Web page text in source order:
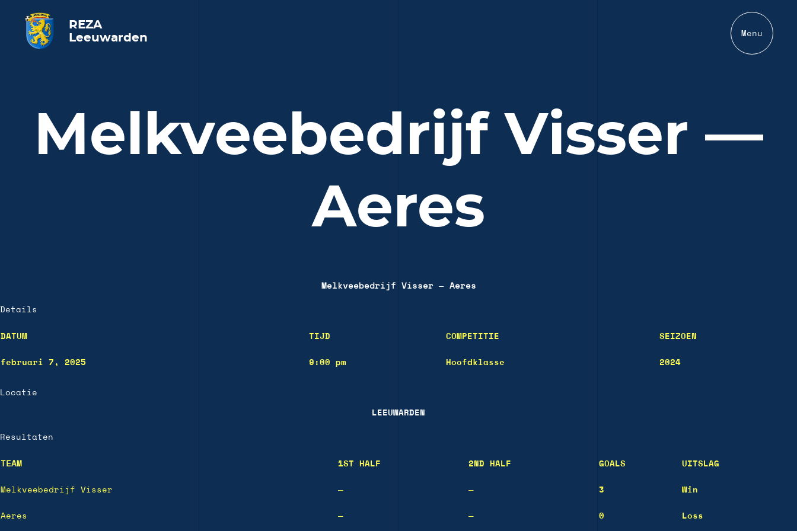
REZA
Leeuwarden
Menu
Melkveebedrijf Visser —
Aeres
Melkveebedrijf Visser — Aeres
Details
DATUM TIJD COMPETITIE SEIZOEN
februari 7, 2025 9:00 pm Hoofdklasse 2024
Locatie
LEEUWARDEN
Resultaten
TEAM 1ST HALF 2ND HALF GOALS UITSLAG
Melkveebedrijf Visser — — 3 Win
Aeres — — 0 Loss